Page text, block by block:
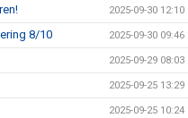
2025-09-30 12:10
8/10 2025-09-30 09:46
2025-09-29 08:03
2025-09-25 13:29
2025-09-25 10:24